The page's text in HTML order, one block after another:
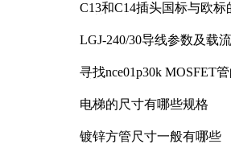
C13和C14插头国标与欧标
LGJ-240/30导线参数及载
寻找nce01p30k MOSFET
电梯的尺寸有哪些规格
镀锌方管尺寸一般有哪些